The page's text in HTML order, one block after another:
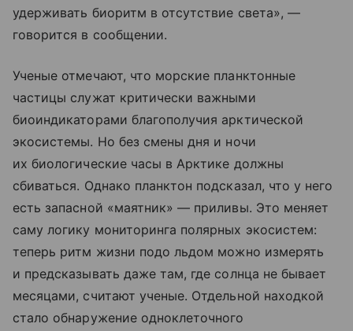
удерживать биоритм в отсутствие света», —
говорится в сообщении.
Ученые отмечают, что морские планктонные
частицы служат критически важными
биоиндикаторами благополучия арктической
экосистемы. Но без смены дня и ночи
их биологические часы в Арктике должны
сбиваться. Однако планктон подсказал, что у него
есть запасной «маятник» — приливы. Это меняет
саму логику мониторинга полярных экосистем:
теперь ритм жизни подо льдом можно измерять
и предсказывать даже там, где солнца не бывает
месяцами, считают ученые. Отдельной находкой
стало обнаружение одноклеточного